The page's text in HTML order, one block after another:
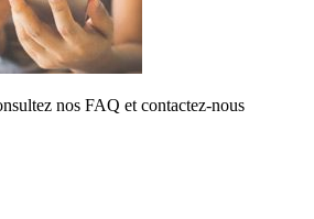
nos FAQ et contactez-nous